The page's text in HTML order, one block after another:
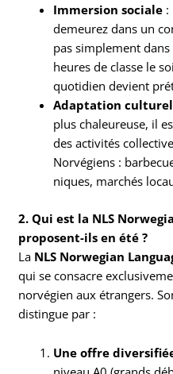
Immersion sociale :
demeurez dans un
pas simplement dans
heures de classe le
quotidien devient
Adaptation
plus chaleureuse, il
des activités
Norvégiens :
niques, marchés
2. Qui est la NLS
proposent-ils en été ?
La NLS Norwegian
qui se consacre
norvégien aux étrangers.
distingue par :
Une offre